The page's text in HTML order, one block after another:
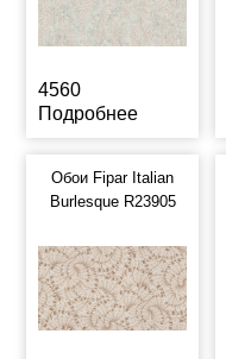
4560
Подробнее
Обои Fipar Italian
Burlesque R23905